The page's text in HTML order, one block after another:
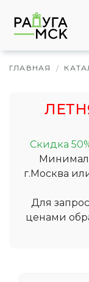
ГЛАВНАЯ /
Скидка
г.Москва
Для
ценами